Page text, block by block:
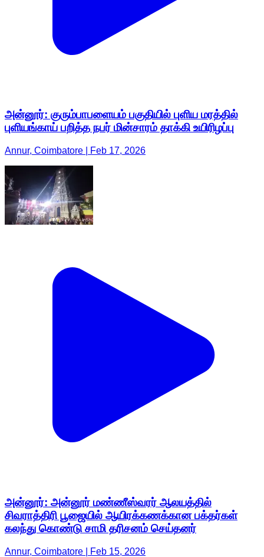
அன்னூர்: குரும்பாபளையம் பகுதியில் புளிய மரத்தில்
புளியங்காய் பறித்த நபர் மின்சாரம் தாக்கி உயிரிழப்பு
Annur, Coimbatore | Feb 17, 2026
அன்னூர்: அன்னூர் மண்ணீஸ்வரர் ஆலயத்தில்
சிவராத்திரி பூஜையில் ஆயிரக்கணக்கான பக்தர்கள்
கலந்து கொண்டு சாமி தரிசனம் செய்தனர்
Annur, Coimbatore | Feb 15, 2026